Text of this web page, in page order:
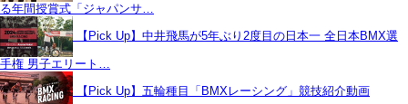
る年間授賞式「ジャパンサ…
【Pick Up】中井飛馬が5年ぶり2度目の日本一 全日本BMX選
手権 男子エリート…
【Pick Up】五輪種目「BMXレーシング」競技紹介動画